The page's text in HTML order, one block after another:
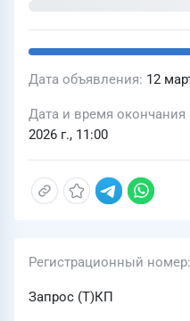
Дата объявления 12
Дата и время окончания
2026 г., 11:00
Регистрационный номер
Запрос (Т)КП